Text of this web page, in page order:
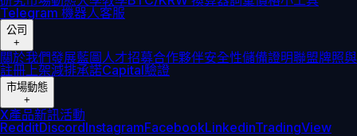
Telegram 機器人客服
公司
+
關於我們發展藍圖人才招募合作夥伴安全性儲備證明聯盟牌照與
註冊 上架減排承諾Capital驗證
市場動態
+
X產品新訊活動
RedditDiscordInstagramFacebookLinkedinTradingView